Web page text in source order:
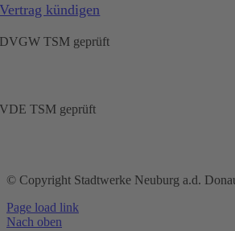
Vertrag kündigen
DVGW TSM geprüft
VDE TSM geprüft
© Copyright Stadtwerke Neuburg a.d.
Page load link
Nach oben